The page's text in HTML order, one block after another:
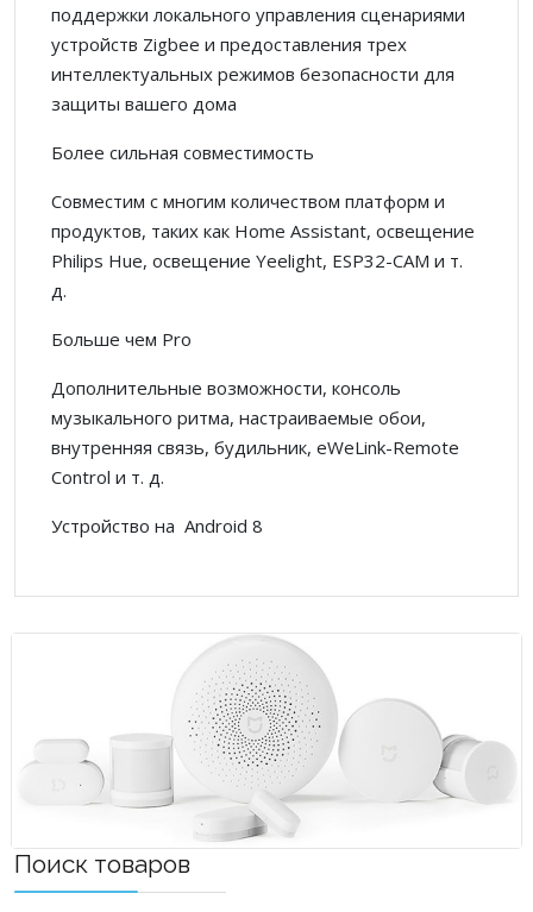
поддержки локального управления сценариями
устройств Zigbee и предоставления трех
интеллектуальных режимов безопасности для
защиты вашего дома
Более сильная совместимость
Совместим с многим количеством платформ и
продуктов, таких как Home Assistant, освещение
Philips Hue, освещение Yeelight, ESP32-CAM и т.
д.
Больше чем Pro
Дополнительные возможности, консоль
музыкального ритма, настраиваемые обои,
внутренняя связь, будильник, eWeLink-Remote
Control и т. д.
Устройство на Android 8
Поиск товаров